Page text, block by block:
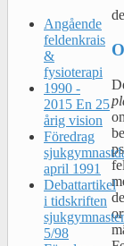
Angående
feldenkrais
&
fysioterapi
1990 -
2015 En 25
årig vision
Föredrag
april 1991
Debattartikel
i tidskriften
5/98